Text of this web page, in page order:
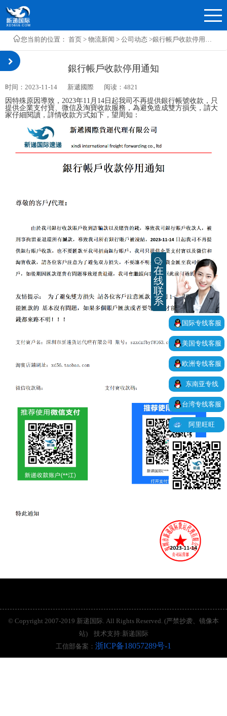
您当前的位置： 首页 > 物流新闻 > 公司动态 >銀行帳戶收款停用通知
銀行帳戶收款停用通知
时间：2023-11-14 新遞國際
阅读：4821
因特殊原因導致， 2023年11月14日起我司不再提供銀行帳號收款，只
提供企業支付寶、微信及淘寶收款服務，為避免造成雙方損失，請大
家仔細閱讀，詳情收款方式如下，望周知：
© Copyright 2007-2019 新递国际. All Rights Reserved. (严禁抄袭、镜像本
站) 技术支持:新递国际
工信部备案： 浙ICP备18057289号-1
在
线
联
系
国际专线客服
美国专线客服
欧洲专线客服
东南亚专线
台湾专线客服
阿里旺旺